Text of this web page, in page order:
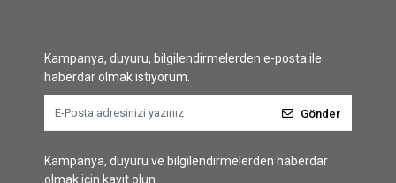
Kampanya, duyuru, bilgilendirmelerden e-posta ile
haberdar olmak istiyorum.
Gönder
Kampanya, duyuru ve bilgilendirmelerden haberdar
olmak için kayıt olun.